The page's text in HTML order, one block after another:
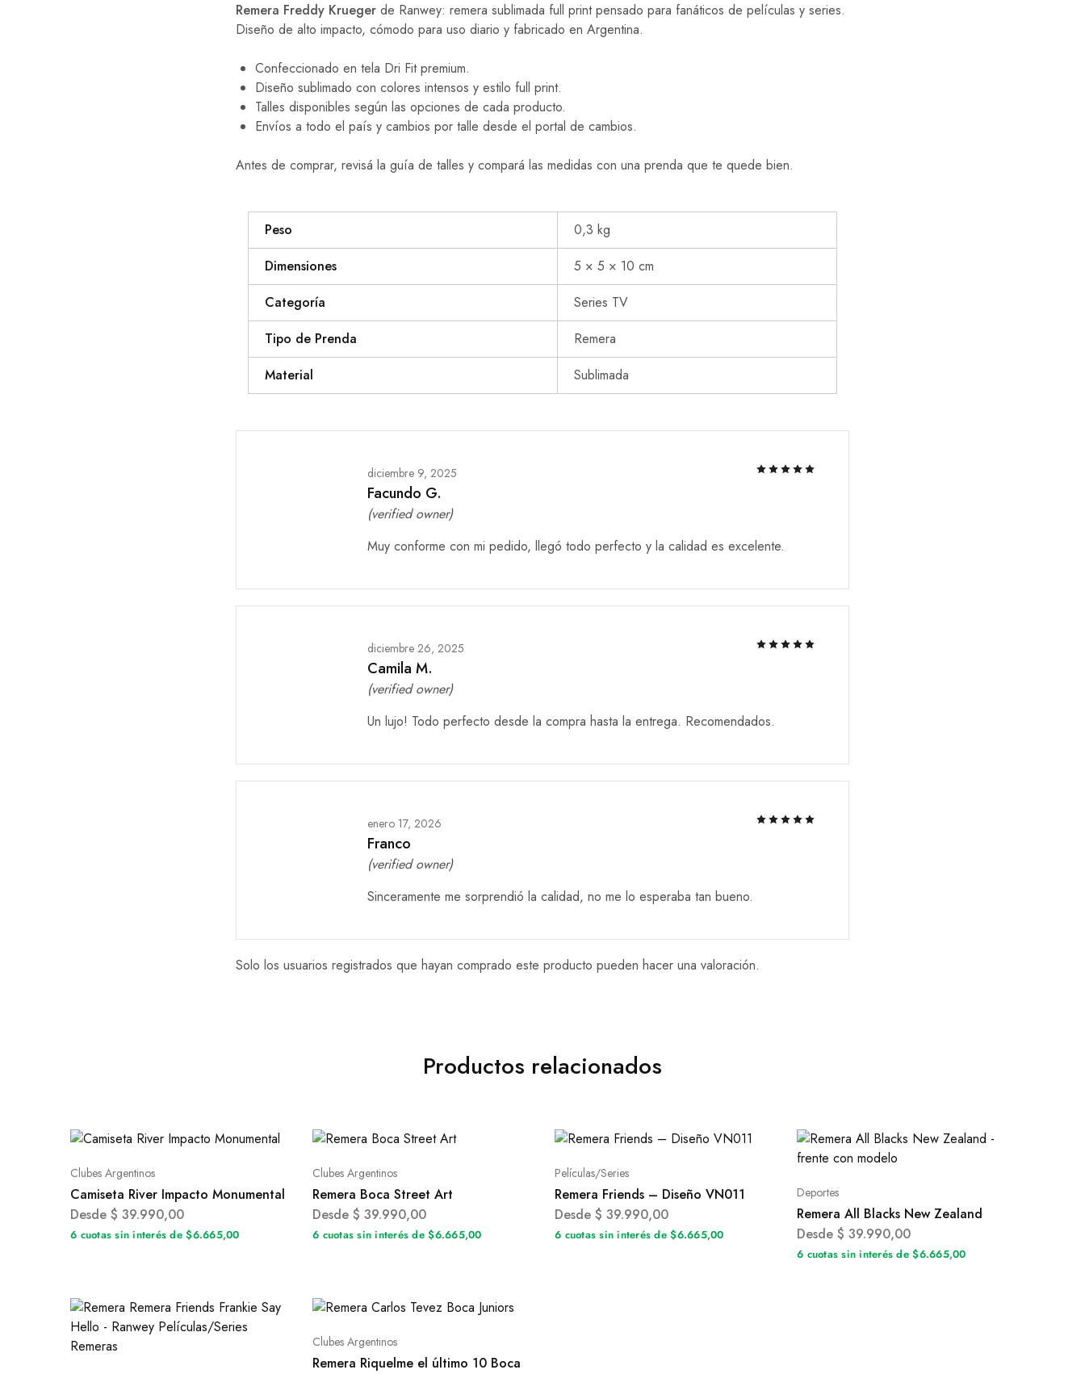
Remera Freddy Krueger de Ranwey: remera sublimada full print pensado para fanáticos de películas y series.
Diseño de alto impacto, cómodo para uso diario y fabricado en Argentina.
Confeccionado en tela Dri Fit premium.
Diseño sublimado con colores intensos y estilo full print.
Talles disponibles según las opciones de cada producto.
Envíos a todo el país y cambios por talle desde el portal de cambios.
Antes de comprar, revisá la guía de talles y compará las medidas con una prenda que te quede bien.
Peso
0,3 kg
Dimensiones
5 × 5 × 10 cm
Categoría
Series TV
Tipo de Prenda
Remera
Material
Sublimada
diciembre 9, 2025
Facundo G.
(verified owner)
Muy conforme con mi pedido, llegó todo perfecto y la calidad es excelente.
diciembre 26, 2025
Camila M.
(verified owner)
Un lujo! Todo perfecto desde la compra hasta la entrega. Recomendados.
enero 17, 2026
Franco
(verified owner)
Sinceramente me sorprendió la calidad, no me lo esperaba tan bueno.
Solo los usuarios registrados que hayan comprado este producto pueden hacer una valoración.
Productos relacionados
Clubes Argentinos
Camiseta River Impacto Monumental
Desde $ 39.990,00
6 cuotas sin interés de $6.665,00
Clubes Argentinos
Remera Boca Street Art
Desde $ 39.990,00
6 cuotas sin interés de $6.665,00
Películas/Series
Remera Friends – Diseño VN011
Desde $ 39.990,00
6 cuotas sin interés de $6.665,00
Deportes
Remera All Blacks New Zealand
Desde $ 39.990,00
6 cuotas sin interés de $6.665,00
Clubes Argentinos
Remera Riquelme el último 10 Boca